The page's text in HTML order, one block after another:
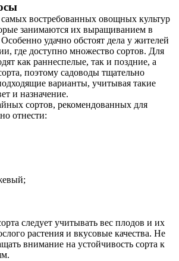
востребованных овощных культур
занимаются их выращиванием в
удачно обстоят дела у жителей
где доступно множество сортов. Для
как раннеспелые, так и поздние, а
поэтому садоводы тщательно
варианты, учитывая такие
и назначение.
сортов, рекомендованных для
отнести:
следует учитывать вес плодов и их
растения и вкусовые качества. Не
внимание на устойчивость сорта к